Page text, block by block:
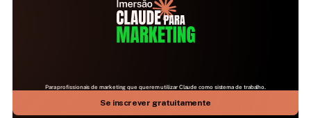
25 DE JULHO | 09H ÀS 17H | AO VIVO NO ZOOM
Aprenda como fazer a IA mais relevante do mundo
trabalhar para você
Para profissionais de marketing que querem utilizar Claude como sistema de trabalho.
Se inscrever gratuitamente